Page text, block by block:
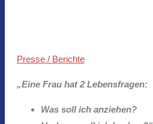
Presse / Berichte
„Eine Frau hat 2 Lebensfragen:
Was soll ich anziehen?